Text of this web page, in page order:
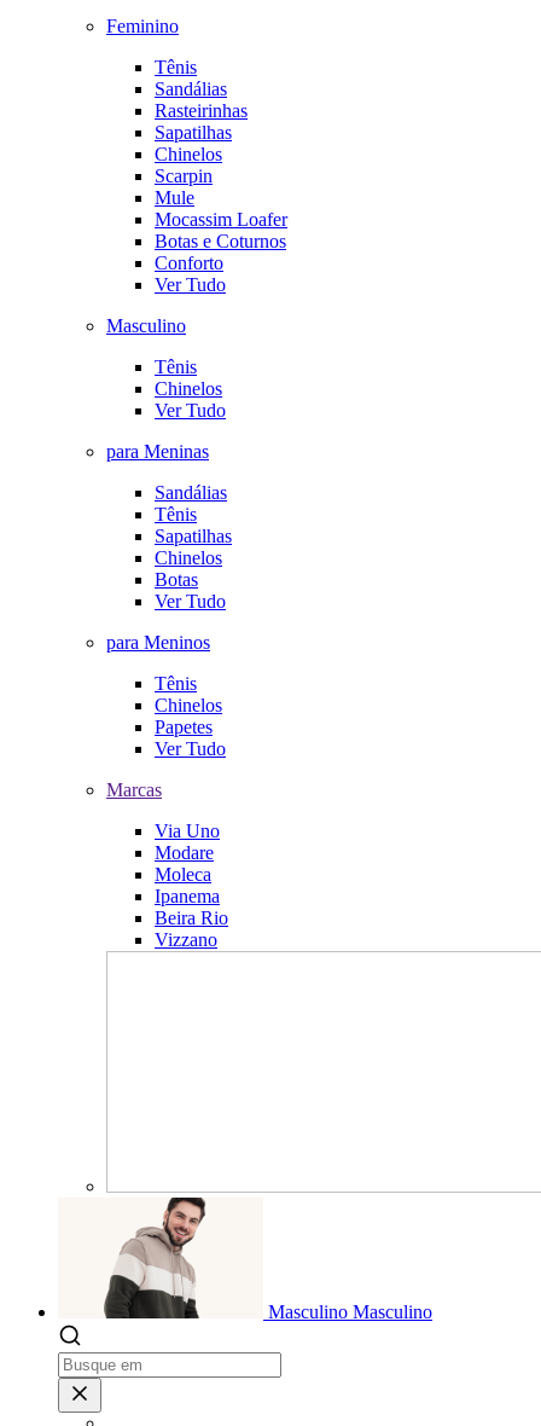
Feminino
Tênis
Sandálias
Rasteirinhas
Sapatilhas
Chinelos
Scarpin
Mule
Mocassim Loafer
Botas e Coturnos
Conforto
Ver Tudo
Masculino
Tênis
Chinelos
Ver Tudo
para Meninas
Sandálias
Tênis
Sapatilhas
Chinelos
Botas
Ver Tudo
para Meninos
Tênis
Chinelos
Papetes
Ver Tudo
Marcas
Via Uno
Modare
Moleca
Ipanema
Beira Rio
Vizzano
Masculino Masculino